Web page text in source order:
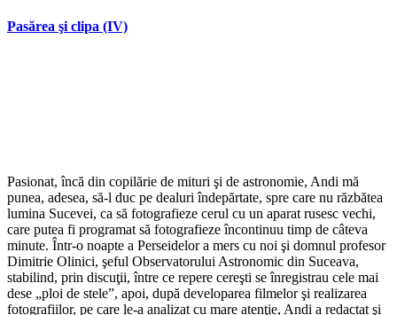
Pasărea şi clipa (IV)
Pasionat, încă din copilărie de mituri şi de astronomie, Andi mă
punea, adesea, să-l duc pe dealuri îndepărtate, spre care nu răzbătea
lumina Sucevei, ca să fotografieze cerul cu un aparat rusesc vechi,
care putea fi programat să fotografieze încontinuu timp de câteva
minute. Într-o noapte a Perseidelor a mers cu noi şi domnul profesor
Dimitrie Olinici, şeful Observatorului Astronomic din Suceava,
stabilind, prin discuţii, între ce repere cereşti se înregistrau cele mai
dese „ploi de stele”, apoi, după developarea filmelor şi realizarea
fotografiilor, pe care le-a analizat cu mare atenţie, Andi a redactat şi